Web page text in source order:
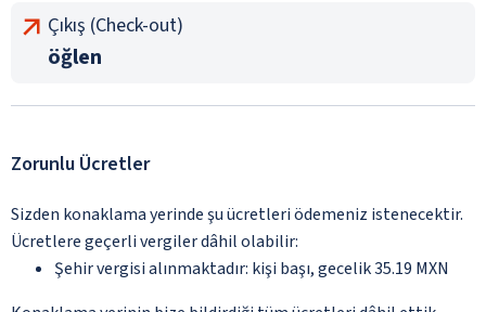
Çıkış (Check-out)
öğlen
Zorunlu Ücretler
Sizden konaklama yerinde şu ücretleri ödemeniz istenecektir.
Ücretlere geçerli vergiler dâhil olabilir:
Şehir vergisi alınmaktadır: kişi başı, gecelik 35.19 MXN